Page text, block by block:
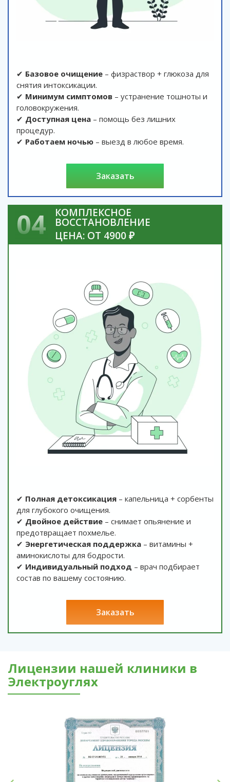
✔ Базовое очищение – физраствор + глюкоза для
снятия интоксикации.
✔ Минимум симптомов – устранение тошноты и
головокружения.
✔ Доступная цена – помощь без лишних
процедур.
✔ Работаем ночью – выезд в любое время.
заказать
04 КОМПЛЕКСНОЕ
ВОССТАНОВЛЕНИЕ
ЦЕНА: ОТ 4900 ₽
✔ Полная детоксикация – капельница + сорбенты
для глубокого очищения.
✔ Двойное действие – снимает опьянение и
предотвращает похмелье.
✔ Энергетическая поддержка – витамины +
аминокислоты для бодрости.
✔ Индивидуальный подход – врач подбирает
состав по вашему состоянию.
заказать
Лицензии нашей клиники в
Электроуглях